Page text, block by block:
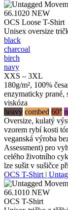
66.1020 NEW
OCS Loose T-Shirt
Unisex oversize
black
charcoal
birch
navy
XXS – 3XL
180g/m², 100%
enzymaticky prané,
viskóza
heavy combed 60°
Oversize, kulatý
vzorem rybí kosti
veganská výroba
Assessment) pro
celého životního
lze sušit v sušičce
OCS T-Shirt |
66.1010 NEW
OCS T-Shirt